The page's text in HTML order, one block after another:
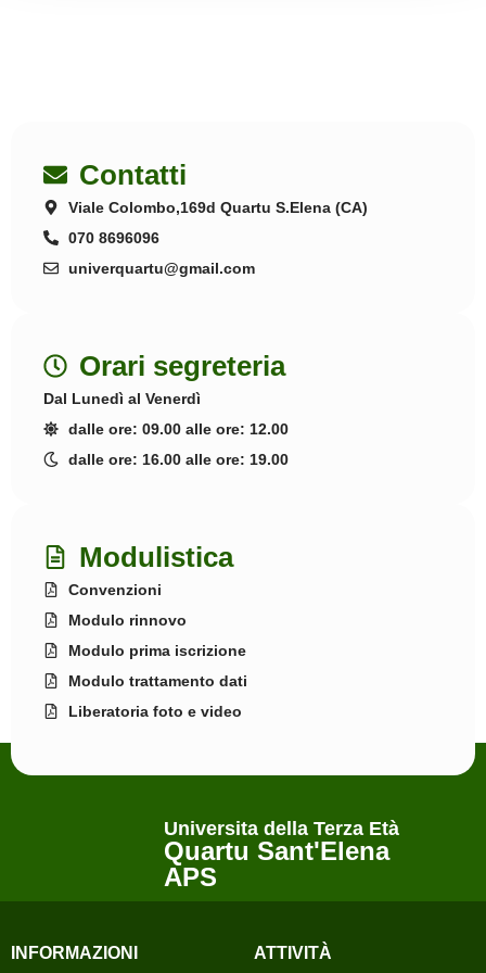
Contatti
Viale Colombo,169d Quartu S.Elena (CA)
070 8696096
univerquartu@gmail.com
Orari segreteria
Dal Lunedì al Venerdì
dalle ore: 09.00 alle ore: 12.00
dalle ore: 16.00 alle ore: 19.00
Modulistica
Convenzioni
Modulo rinnovo
Modulo prima iscrizione
Modulo trattamento dati
Liberatoria foto e video
Universita della Terza Età
Quartu Sant'Elena
APS
INFORMAZIONI
ATTIVITÀ